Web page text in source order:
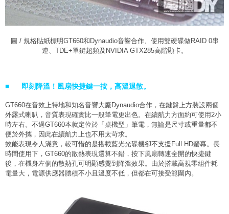
圖 / 規格貼紙標明GT660和Dynaudio音響合作、使用雙硬碟做RAID 0串
連、TDE+單鍵超頻及NVIDIA GTX285高階顯卡。
■ 即刻降溫！風扇快捷鍵一按，高溫退散。
GT660在音效上特地和知名音響大廠Dynaudio合作，在鍵盤上方裝設兩個
外露式喇叭，音質表現確實比一般筆電更出色。在續航力方面約可使用2小
時左右。不過GT660本就定位於「桌機型」筆電，無論是尺寸或重量都不
便於外攜，因此在續航力上也不用太苛求。
效能表現令人滿意，較可惜的是搭載藍光光碟機卻不支援Full HD螢幕。長
時間使用下，GT660的散熱表現還算不錯，按下風扇轉速全開的快捷鍵
後，在機身左側的散熱孔可明顯感覺到降溫效果。由於搭載高規零組件耗
電量大，電源供應器體積不小且溫度不低，但都在可接受範圍內。